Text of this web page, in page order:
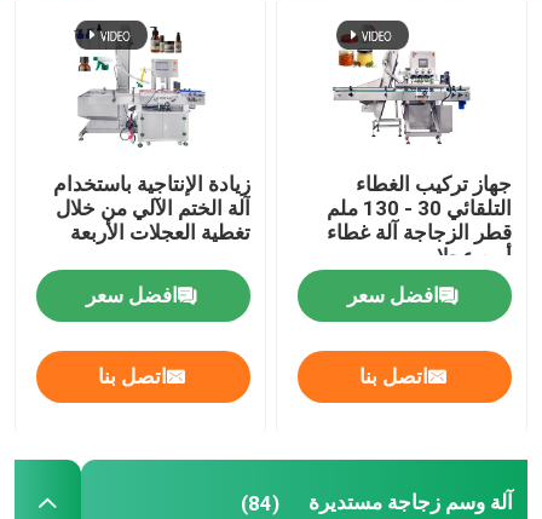
آلة السد التلقائي
آلة وضع علامات على الزجاجات المربعة
آلة لصق السطح المسطح
آلة وضع العلامات على الأكياس
آلة وسم القارورة
جهاز تركيب الغطاء
التلقائي 30 - 130 ملم
قطر الزجاجة آلة غطاء
أربع عجلات
افضل سعر
اتصل بنا
زيادة الإنتاجية باستخدام
آلة الختم الآلي من خلال
تغطية العجلات الأربعة
افضل سعر
اتصل بنا
آلة وسم زجاجة مستديرة (84)